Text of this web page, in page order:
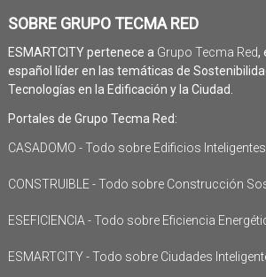
SOBRE GRUPO TECMA RED
ESMARTCITY pertenece a Grupo Tecma Red,
español líder en las temáticas de
Tecnologías en la Edificación y la Ciudad.
Portales de Grupo Tecma Red:
CASADOMO - Todo sobre Edificios Inteligentes
CONSTRUIBLE - Todo sobre Construcción
ESEFICIENCIA - Todo sobre Eficiencia
ESMARTCITY - Todo sobre Ciudades